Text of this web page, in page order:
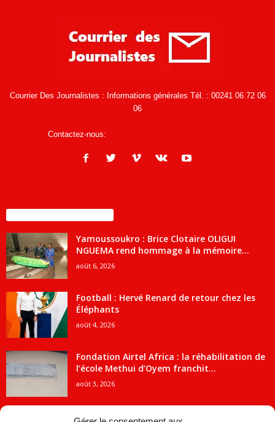
Courrier Des Journalistes : Informations générales Tél. : 00241 06 72 06
06
Contactez-nous:
Yamoussoukro : Brice Clotaire OLIGUI
NGUEMA rend hommage à la mémoire...
août 6, 2026
Football : Hervé Renard de retour chez les
Éléphants
août 4, 2026
Fondation Airtel Africa : la réhabilitation de
l’école Methui d’Oyem franchit...
août 3, 2026